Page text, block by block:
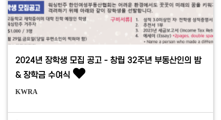
2024년 장학생 모집 공고 - 창립 32주년 부동산인의 밤
& 장학금 수여식
KWRA